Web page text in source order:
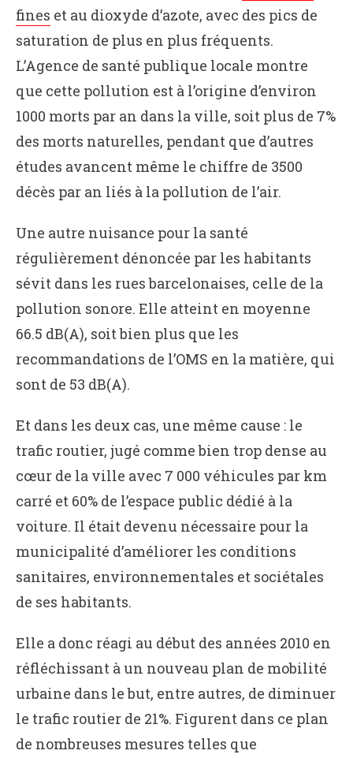
fines et au dioxyde d’azote, avec des pics de
saturation de plus en plus fréquents.
L’Agence de santé publique locale montre
que cette pollution est à l’origine d’environ
1000 morts par an dans la ville, soit plus de 7%
des morts naturelles, pendant que d’autres
études avancent même le chiffre de 3500
décès par an liés à la pollution de l’air.
Une autre nuisance pour la santé
régulièrement dénoncée par les habitants
sévit dans les rues barcelonaises, celle de la
pollution sonore. Elle atteint en moyenne
66.5 dB(A), soit bien plus que les
recommandations de l’OMS en la matière, qui
sont de 53 dB(A).
Et dans les deux cas, une même cause : le
trafic routier, jugé comme bien trop dense au
cœur de la ville avec 7 000 véhicules par km
carré et 60% de l’espace public dédié à la
voiture. Il était devenu nécessaire pour la
municipalité d’améliorer les conditions
sanitaires, environnementales et sociétales
de ses habitants.
Elle a donc réagi au début des années 2010 en
réfléchissant à un nouveau plan de mobilité
urbaine dans le but, entre autres, de diminuer
le trafic routier de 21%. Figurent dans ce plan
de nombreuses mesures telles que